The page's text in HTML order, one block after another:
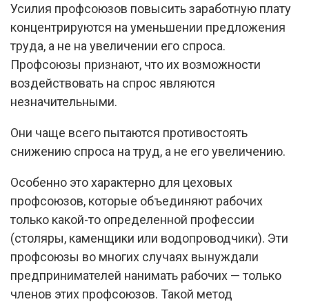
Усилия профсоюзов повысить заработную плату
концентрируются на уменьшении предложения
труда, а не на увеличении его спроса.
Профсоюзы признают, что их возможности
воздействовать на спрос являются
незначительными.
Они чаще всего пытаются противостоять
снижению спроса на труд, а не его увеличению.
Особенно это характерно для цеховых
профсоюзов, которые объединяют рабочих
только какой-то определенной профессии
(столяры, каменщики или водопроводчики). Эти
профсоюзы во многих случаях вынуждали
предпринимателей нанимать рабочих — только
членов этих профсоюзов. Такой метод